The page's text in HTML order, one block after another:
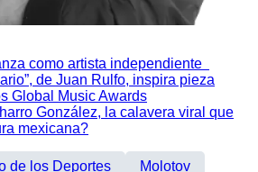
como artista independiente
de Juan Rulfo, inspira pieza
Global Music Awards
González, la calavera viral que
mexicana?
de los Deportes
Molotov